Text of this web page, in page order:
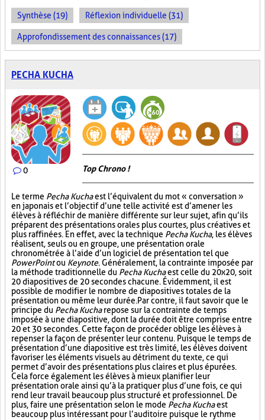
Synthèse (19) Réflexion individuelle (31)
Approfondissement des connaissances (17)
PECHA KUCHA
0 Top Chrono !
Le terme Pecha Kuchaest l’équivalent du mot « conversation »
en japonais et l’objectif d’une telle activité est d’amener les
élèves à réfléchir de manière différente sur leur sujet, afin qu’ils
préparent des présentations orales plus courtes, plus créatives et
plus raffinées. En effet, avec la technique Pecha Kucha, les élèves
réalisent, seuls ou en groupe, une présentation orale
chronométrée à l’aide d’un logiciel de présentation tel que
PowerPointou Keynote. Généralement, la contrainte imposée par
la méthode traditionnelle du Pecha Kuchaest celle du 20x20, soit
20 diapositives de 20 secondes chacune. Évidemment, il est
possible de modifier le nombre de diapositives totales de la
présentation ou même leur durée. Par contre, il faut savoir que le
principe du Pecha Kucharepose sur la contrainte de temps
imposée à une diapositive, dont la durée doit être comprise entre
20 et 30 secondes. Cette façon de procéder oblige les élèves à
repenser la façon de présenter leur contenu. Puisque le temps de
présentation d’une diapositive est très limité, les élèves doivent
favoriser les éléments visuels au détriment du texte, ce qui
permet d’avoir des présentations plus claires et plus épurées.
Cela force également les élèves à mieux planifier leur
présentation orale ainsi qu’à la pratiquer plus d’une fois, ce qui
rend leur travail beaucoup plus structuré et professionnel. De
plus, faire une présentation selon le mode Pecha Kuchaest
beaucoup plus intéressant pour l’auditoire puisque le rythme